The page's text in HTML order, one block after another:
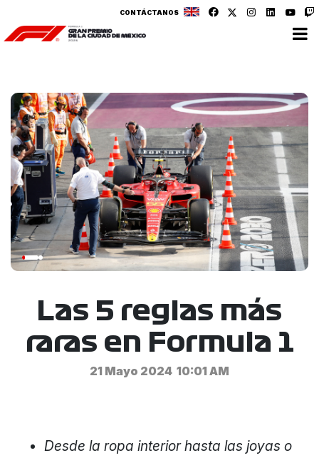
CONTÁCTANOS
Las 5 reglas más
raras en Formula 1
21 Mayo 2024 10:01 AM
Desde la ropa interior hasta las joyas o